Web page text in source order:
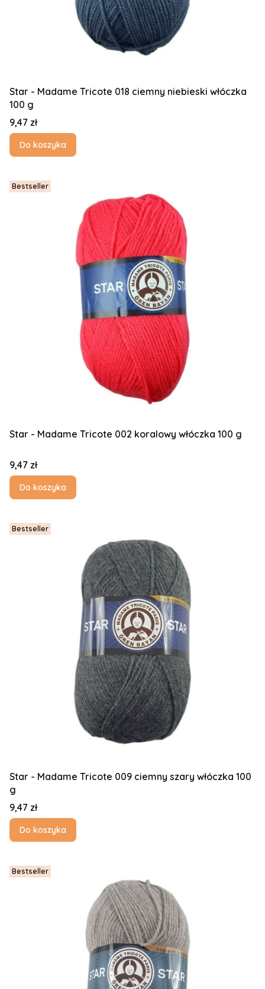
Star - Madame Tricote 018 ciemny niebieski włóczka
100 g
Cena
9,47 zł
Do koszyka
Bestseller
Star - Madame Tricote 002 koralowy włóczka 100 g
Cena
9,47 zł
Do koszyka
Bestseller
Star - Madame Tricote 009 ciemny szary włóczka 100
g
Cena
9,47 zł
Do koszyka
Bestseller